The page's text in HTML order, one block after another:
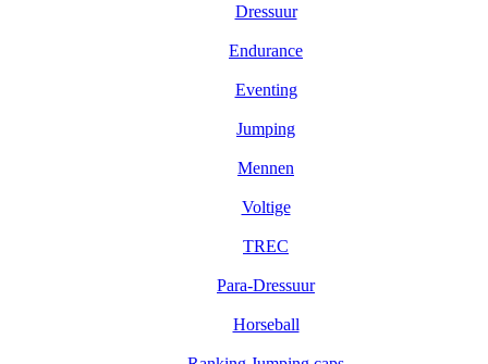
Dressuur
Endurance
Eventing
Jumping
Mennen
Voltige
TREC
Para-Dressuur
Horseball